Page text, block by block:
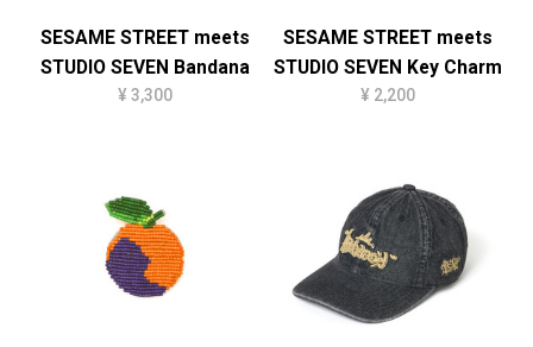
SESAME STREET meets
STUDIO SEVEN Bandana
¥ 3,300
SESAME STREET meets
STUDIO SEVEN Key Charm
¥ 2,200